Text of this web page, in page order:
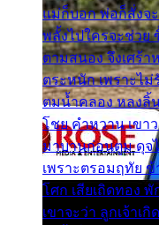
แม่ก็บอก พ่อก็สั่งจ
พลั้งไปใครจะช่วย
ตามสนอง จึงเศร้
ตระหนัก เพราะไ
ตมน้ำคลอง หลงลิ้
โชย คำหวาน เขา
มาบานก่อนตูม ดุจ
เพราะตรอมฤทัย ข้
โศก เสียเถิดทอง
เขาจะว่า ลูกเจ้าเ